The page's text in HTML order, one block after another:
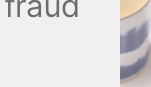
Стать
Видео на